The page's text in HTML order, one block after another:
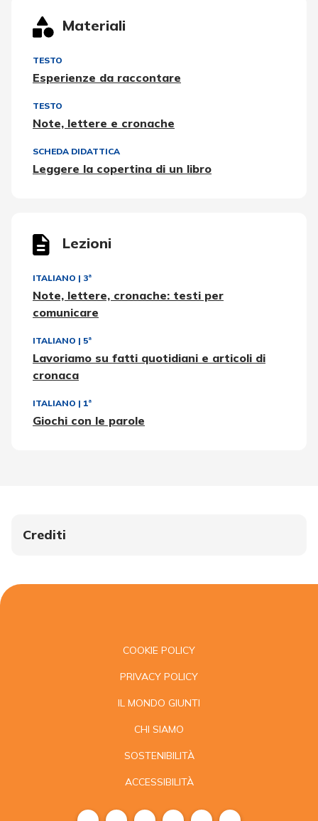
Materiali
TESTO
Esperienze da raccontare
TESTO
Note, lettere e cronache
SCHEDA DIDATTICA
Leggere la copertina di un libro
Lezioni
ITALIANO | 3ª
Note, lettere, cronache: testi per
comunicare
ITALIANO | 5ª
Lavoriamo su fatti quotidiani e articoli di
cronaca
ITALIANO | 1ª
Giochi con le parole
Crediti
COOKIE POLICY
PRIVACY POLICY
IL MONDO GIUNTI
CHI SIAMO
SOSTENIBILITÀ
ACCESSIBILITÀ